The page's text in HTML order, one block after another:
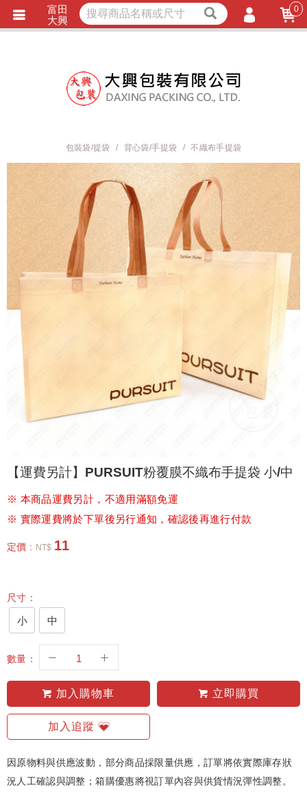
立即詢價 LINE詢問
包裝袋/提袋 背心袋/手提袋 不織布手提袋
【運費另計】PURSUIT粉覆膜不織布手提袋 小/中
※ 本商品運費另計，不適用滿額免運
※ 實際運費將於下單後另行通知，確認後再進行付款
定價 : NT$ 11
尺寸：
小 中
數量：
加入購物車 立即購買
加入追蹤
因原物料與供應波動，部分商品採限量供應，訂單將依實際庫存狀
況人工確認與調整；箱購優惠將視訂單內容與供貨情況彈性調整。
富田
大興
0
會員註冊
忘記密碼
匯款通知
獨家商品 耐熱內襯